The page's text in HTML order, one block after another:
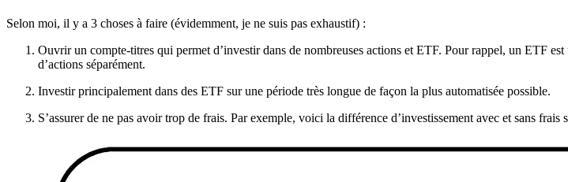
Selon moi, il y a 3 choses à faire (évidemment, je ne suis pas exhaustif) :
Ouvrir un compte-titres qui permet d’investir dans de nombreuses actions et ETF. Pour rappel, un ETF
d’actions séparément.
Investir principalement dans des ETF sur une période très longue de façon la plus automatisée possible.
S’assurer de ne pas avoir trop de frais. Par exemple, voici la différence d’investissement avec et sans frais